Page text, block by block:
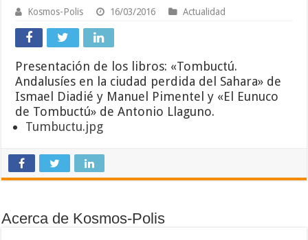
Kosmos-Polis 16/03/2016 Actualidad
Presentación de los libros: «Tombuctú.
Andalusíes en la ciudad perdida del Sahara» de
Ismael Diadié y Manuel Pimentel y «El Eunuco
de Tombuctú» de Antonio Llaguno.
Tumbuctu.jpg
Acerca de Kosmos-Polis